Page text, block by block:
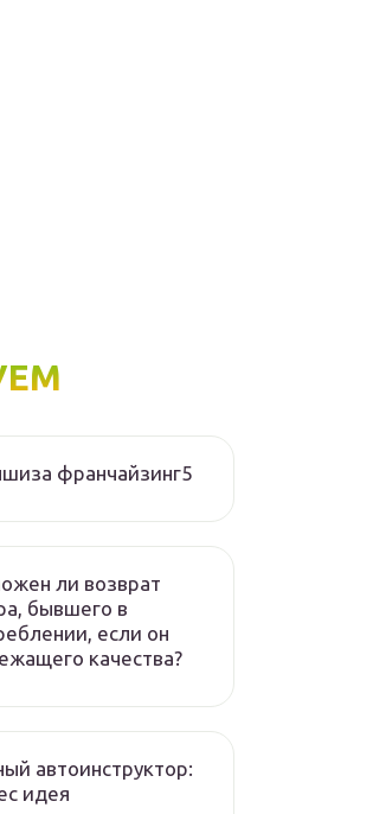
франчайзинг5
ли возврат
бывшего в
если он
качества?
автоинструктор:
идея